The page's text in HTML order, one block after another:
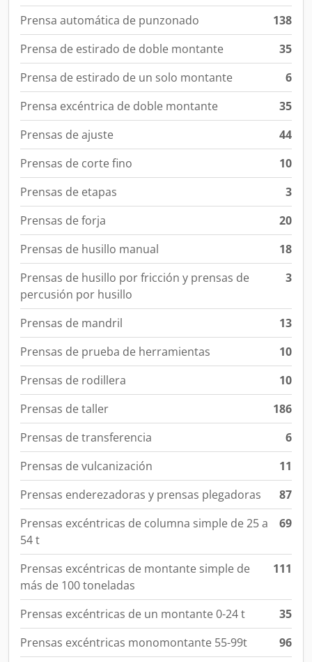
Prensa automática de punzonado
138
Prensa de estirado de doble montante
35
Prensa de estirado de un solo montante
6
Prensa excéntrica de doble montante
35
Prensas de ajuste
44
Prensas de corte fino
10
Prensas de etapas
3
Prensas de forja
20
Prensas de husillo manual
18
Prensas de husillo por fricción y prensas de
percusión por husillo
3
Prensas de mandril
13
Prensas de prueba de herramientas
10
Prensas de rodillera
10
Prensas de taller
186
Prensas de transferencia
6
Prensas de vulcanización
11
Prensas enderezadoras y prensas plegadoras
87
Prensas excéntricas de columna simple de 25 a
54 t
69
Prensas excéntricas de montante simple de
más de 100 toneladas
111
Prensas excéntricas de un montante 0-24 t
35
Prensas excéntricas monomontante 55-99t
96